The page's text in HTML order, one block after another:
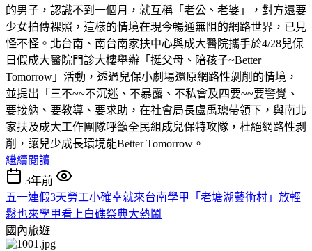
的男子，認識不到一個月，就互稱「老公、老婆」，對方還要
少女拍傳裸照，這樣的情境在現今暢通無阻的網路世界，已見
怪不怪。北台南、南台南家扶中心與成大醫院攜手於4/28兒保
日假成大醫院門診大樓舉辦「挺父母、陪孩子~Better
Tomorrow」活動，透過兒保小劇場還原網路性剝削的情境，
並提出「三不~~不沉迷、不暴露、不私會及四要~~要警覺、
要接納、要教導、要求助，在社會局長盧禹璁帶領下，與南北
家扶及成大工作團隊呼籲全民組成兒保特攻隊，杜絕網路性剥
削，讓兒少成長環境能Better Tomorrow。
繼續閱讀
3年前
五一連假3天勞工小確幸就來台南學甲「老塘湖藝術村」放輕
鬆也來學甲看上白礁祭典大熱鬧
國內旅遊